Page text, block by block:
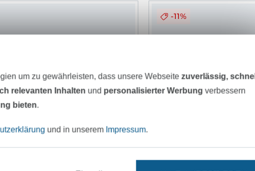
-11%
um zu gewährleisten, dass unsere Webseitezuverlässig, schnell
relevanten Inhalten und personalisierter Werbung verbessern
bieten.
und in unserem Impressum.